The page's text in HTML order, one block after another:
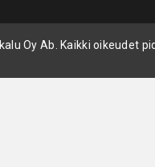
Oy Ab. Kaikki oikeudet